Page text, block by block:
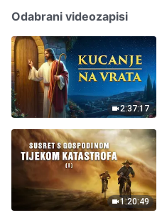
Odabrani videozapisi
2:37:17
1:20:49